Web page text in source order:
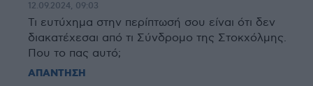
12.09.2024, 09:03
Τι ευτύχημα στην περίπτωσή σου είναι ότι δεν
διακατέχεσαι από τι Σύνδρομο της Στοκχόλμης.
Που το πας αυτό;
ΑΠΑΝΤΗΣΗ